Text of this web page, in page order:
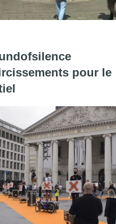
"La manifestation
pour le